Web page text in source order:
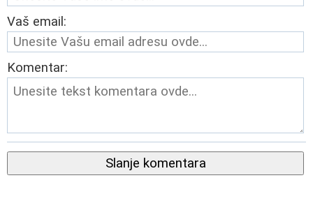
Vaš email:
Komentar:
Slanje komentara